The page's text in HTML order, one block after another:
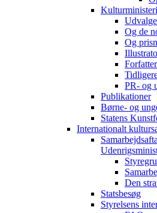
Og de
Og
PR- og
Publikationer
Børne- og
Statens
Internationalt
Den
Statsbesøg
Styrelsens